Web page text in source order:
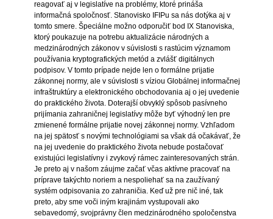
reagovať aj v legislatíve na problémy, ktoré prináša
informačná spoločnosť. Stanovisko IFIPu sa nás dotýka aj v
tomto smere. Špeciálne možno odporučiť bod IX Stanoviska,
ktorý poukazuje na potrebu aktualizácie národných a
medzinárodných zákonov v súvislosti s rastúcim významom
používania kryptografických metód a zvlášť digitálnych
podpisov. V tomto prípade nejde len o formálne prijatie
zákonnej normy, ale v súvislosti s víziou Globálnej informačnej
infraštruktúry a elektronického obchodovania aj o jej uvedenie
do praktického života. Doterajší obvyklý spôsob pasívneho
prijímania zahraničnej legislatívy môže byť výhodný len pre
zmienené formálne prijatie novej zákonnej normy. Vzhľadom
na jej spätosť s novými technológiami sa však dá očakávať, že
na jej uvedenie do praktického života nebude postačovať
existujúci legislatívny i zvykový rámec zainteresovaných strán.
Je preto aj v našom záujme začať včas aktívne pracovať na
príprave takýchto noriem a nespoliehať sa na zaužívaný
systém odpisovania zo zahraničia. Keď už pre nič iné, tak
preto, aby sme voči iným krajinám vystupovali ako
sebavedomý, svojprávny člen medzinárodného spoločenstva